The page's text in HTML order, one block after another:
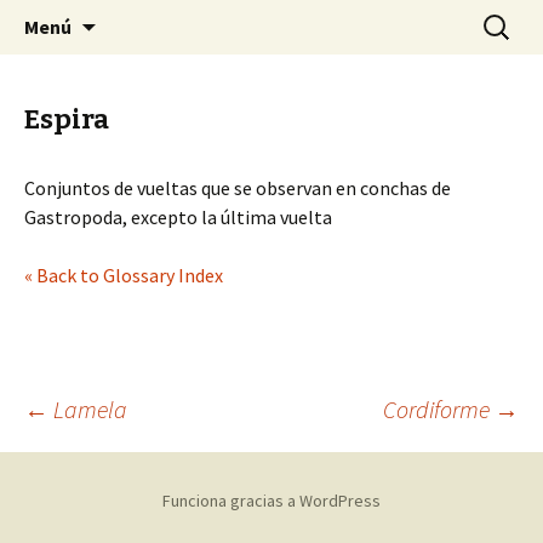
SMACH
Sociedad Malacológica de Chile
Menú Buscar:
Espira
Conjuntos de vueltas que se observan en conchas de
Gastropoda, excepto la última vuelta
« Back to Glossary Index
Navegación
← Lamela Cordiforme →
Funciona gracias a WordPress